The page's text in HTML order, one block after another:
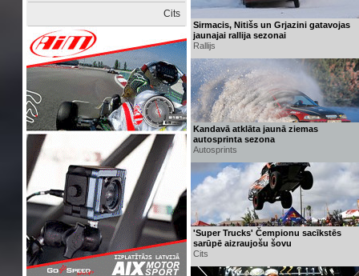
Cits
Sirmacis, Nitišs un Grjazini gatavojas
jaunajai rallija sezonai
Rallijs
Kandavā atklāta jaunā ziemas
autosprinta sezona
Autosprints
'Super Trucks' Čempionu sacīkstēs
sarūpē aizraujošu šovu
Cits